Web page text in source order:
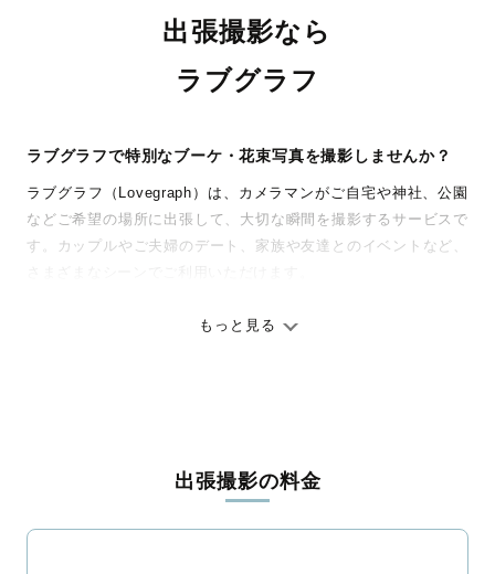
出張撮影なら
ラブグラフ
ラブグラフで特別なブーケ・花束写真を撮影しませんか？
ラブグラフ（Lovegraph）は、カメラマンがご自宅や神社、公園
などご希望の場所に出張して、大切な瞬間を撮影するサービスで
す。カップルやご夫婦のデート、家族や友達とのイベントなど、
ありのままの空気感を大切に、何十年経っても見返したくなるよ
ィを身につけたプロのカメラマンが全国47都道府県に在籍してい
ます。創業10年のノウハウを活かし、思い出に残る素敵な撮影体
験をお届けします。
もっと見る
出張撮影の料金